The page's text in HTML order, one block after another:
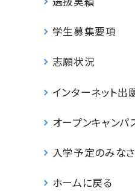
学生募集要項
志願状況
インターネット出
オープンキャンパ
入学予定のみな
ホームに戻る